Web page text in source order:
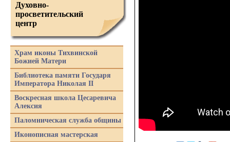
Духовно-
просветительский
центр
Храм иконы Тихвинской
Божией Матери
Библиотека памяти Государя
Императора Николая II
Воскресная школа Цесаревича
Алексия
Паломническая служба общины
Иконописная мастерская